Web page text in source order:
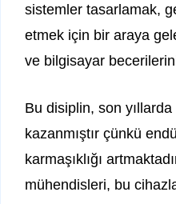
sistemler tasarlamak,
etmek için bir araya
ve bilgisayar
Bu disiplin, son
kazanmıştır çünkü
karmaşıklığı
mühendisleri, bu